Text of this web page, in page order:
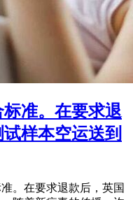
准。在要求退
样本空运送到
。在要求退款后，英国